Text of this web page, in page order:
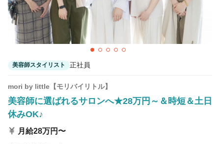
美容師スタイリスト 正社員
mori by little【モリバイリトル】
美容師に選ばれるサロンへ★28万円～＆時短＆土日
休みOK♪
月給28万円〜